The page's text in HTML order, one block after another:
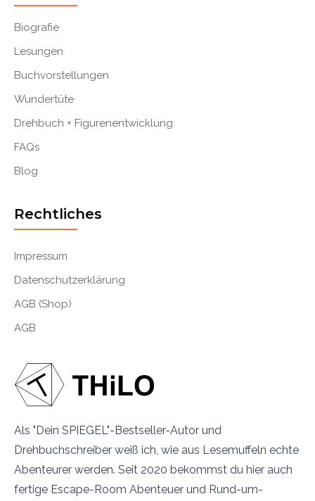
Als "Dein SPIEGEL"-Bestseller-Autor und
Drehbuchschreiber weiß ich, wie aus Lesemuffeln echte
Abenteurer werden. Seit 2020 bekommst du hier auch
fertige Escape-Room Abenteuer und Rund-um-
Biografie
Lesungen
Buchvorstellungen
Wundertüte
Drehbuch + Figurenentwicklung
FAQs
Blog
Rechtliches
Impressum
Datenschutzerklärung
AGB (Shop)
AGB